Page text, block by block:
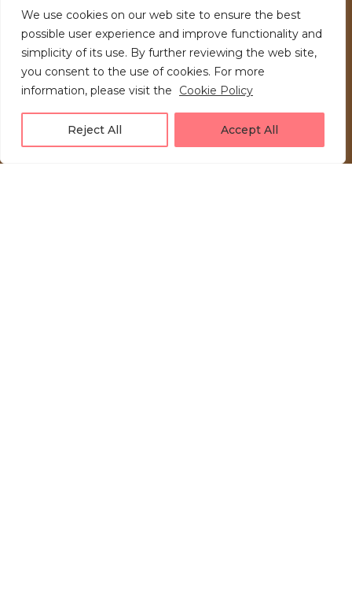
We use cookies on our web site to ensure the best
possible user experience and improve functionality and
simplicity of its use. By further reviewing the web site,
you consent to the use of cookies. For more
information, please visit the
Cookie Policy
Reject All Accept All